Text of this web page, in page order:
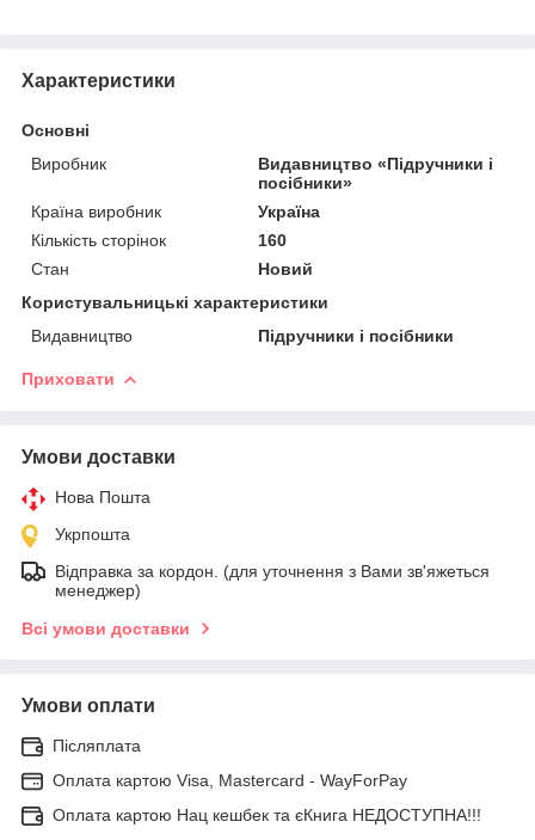
Характеристики
Основні
Виробник
Видавництво «Підручники і
посібники»
Країна виробник
Україна
Кількість сторінок
160
Стан
Новий
Користувальницькі характеристики
Видавництво
Підручники і посібники
Приховати
Умови доставки
Нова Пошта
Укрпошта
Відправка за кордон. (для уточнення з Вами зв'яжеться
менеджер)
Всі умови доставки
Умови оплати
Післяплата
Оплата картою Visa, Mastercard - WayForPay
Оплата картою Нац кешбек та єКнига НЕДОСТУПНА!!!